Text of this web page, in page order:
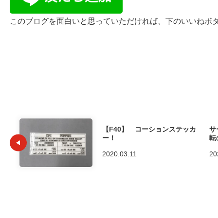
このブログを面白いと思っていただければ、下のいいねボ
【F40】 コーションステッカ
ー！
2020.03.11
サ
転